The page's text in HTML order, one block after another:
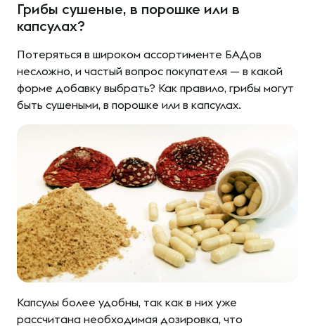
Грибы сушеные, в порошке или в
капсулах?
Потеряться в широком ассортименте БАДов
несложно, и частый вопрос покупателя — в какой
форме добавку выбрать? Как правило, грибы могут
быть сушеными, в порошке или в капсулах.
Капсулы более удобны, так как в них уже
рассчитана необходимая дозировка, что